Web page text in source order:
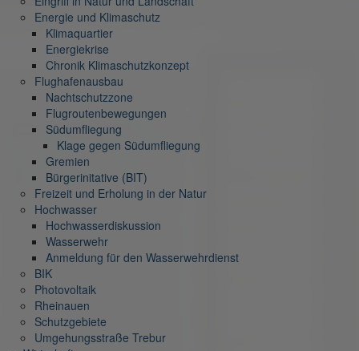
Energie und Klimaschutz
Klimaquartier
Energiekrise
Chronik Klimaschutzkonzept
Flughafenausbau
Nachtschutzzone
Flugroutenbewegungen
Südumfliegung
Klage gegen Südumfliegung
Gremien
Bürgerinitative (BIT)
Freizeit und Erholung in der Natur
Hochwasser
Hochwasserdiskussion
Wasserwehr
Anmeldung für den Wasserwehrdienst
BIK
Photovoltaik
Rheinauen
Schutzgebiete
Umgehungsstraße Trebur